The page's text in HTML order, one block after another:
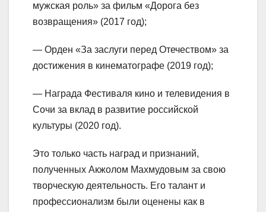
мужская роль» за фильм «Дорога без
возвращения» (2017 год);
— Орден «За заслуги перед Отечеством» за
достижения в кинематографе (2019 год);
— Награда Фестиваля кино и телевидения в
Сочи за вклад в развитие российской
культуры (2020 год).
Это только часть наград и признаний,
полученных Акжолом Махмудовым за свою
творческую деятельность. Его талант и
профессионализм были оценены как в